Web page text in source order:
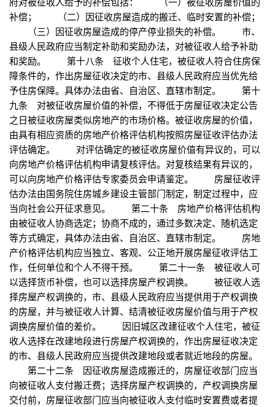
补偿； （二）因征收房屋造成的搬迁、临时安置的补偿；
（三）因征收房屋造成的停产停业损失的补偿。 市、
县级人民政府应当制定补助和奖励办法，对被征收人给予补助
和奖励。 第十八条 征收个人住宅，被征收人符合住房保
障条件的，作出房屋征收决定的市、县级人民政府应当优先给
予住房保障。具体办法由省、自治区、直辖市制定。 第十
九条 对被征收房屋价值的补偿，不得低于房屋征收决定公告
之日被征收房屋类似房地产的市场价格。被征收房屋的价值，
由具有相应资质的房地产价格评估机构按照房屋征收评估办法
评估确定。 对评估确定的被征收房屋价值有异议的，可以
向房地产价格评估机构申请复核评估。对复核结果有异议的，
可以向房地产价格评估专家委员会申请鉴定。 房屋征收评
估办法由国务院住房城乡建设主管部门制定，制定过程中，应
当向社会公开征求意见。 第二十条 房地产价格评估机构
由被征收人协商选定；协商不成的，通过多数决定、随机选定
等方式确定，具体办法由省、自治区、直辖市制定。 房地
产价格评估机构应当独立、客观、公正地开展房屋征收评估工
作，任何单位和个人不得干预。 第二十一条 被征收人可
以选择货币补偿，也可以选择房屋产权调换。 被征收人选
择房屋产权调换的，市、县级人民政府应当提供用于产权调换
的房屋，并与被征收人计算、结清被征收房屋价值与用于产权
调换房屋价值的差价。 因旧城区改建征收个人住宅，被征
收人选择在改建地段进行房屋产权调换的，作出房屋征收决定
的市、县级人民政府应当提供改建地段或者就近地段的房屋。
第二十二条 因征收房屋造成搬迁的，房屋征收部门应当
向被征收人支付搬迁费；选择房屋产权调换的，产权调换房屋
交付前，房屋征收部门应当向被征收人支付临时安置费或者提